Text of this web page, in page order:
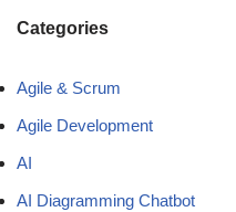
Categories
Agile & Scrum
Agile Development
AI
AI Diagramming Chatbot